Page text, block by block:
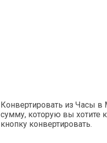
Конвертировать из Часы
сумму, которую вы хотите
кнопку конвертировать.